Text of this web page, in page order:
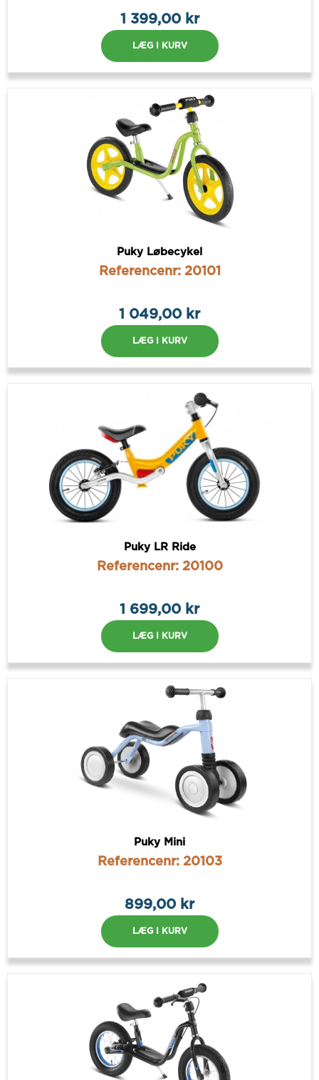
1 399,00 kr
LÆG I KURV
Puky Løbecykel
Referencenr: 20101
1 049,00 kr
LÆG I KURV
Puky LR Ride
Referencenr: 20100
1 699,00 kr
LÆG I KURV
Puky Mini
Referencenr: 20103
899,00 kr
LÆG I KURV